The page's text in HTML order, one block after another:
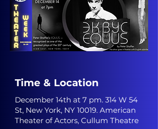
Time & Location
December 14th at 7 pm. 314 W 54
St, New York, NY 10019. American
Theater of Actors, Cullum Theatre